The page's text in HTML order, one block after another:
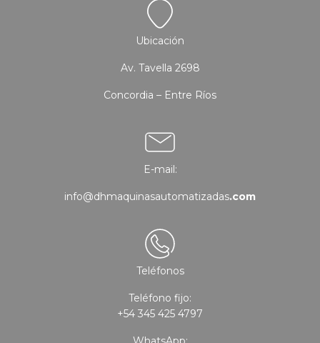
Ubicación
Av. Tavella 2698
Concordia – Entre Ríos
E-mail:
info@dhmaquinasautomatizadas.com
Teléfonos
Teléfono fijo:
+54 345 425 4797